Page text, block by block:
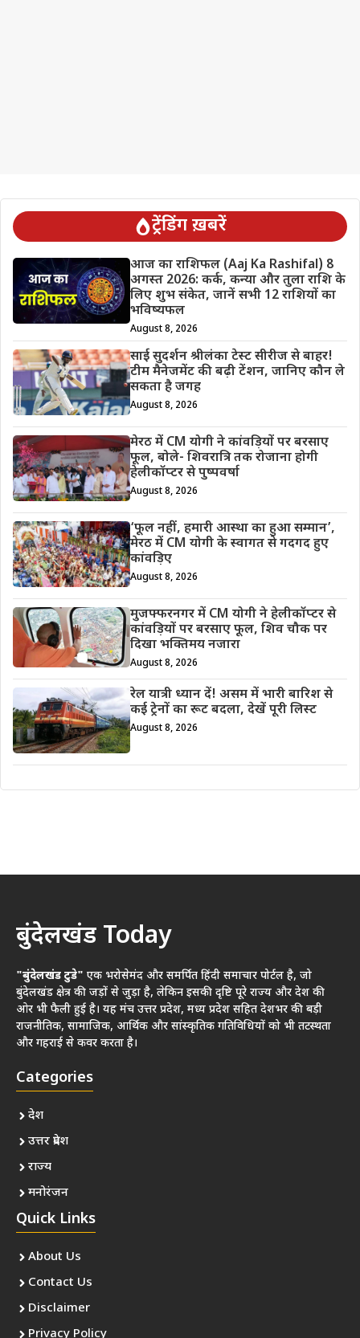
ट्रेंडिंग ख़बरें
आज का राशिफल (Aaj Ka Rashifal) 8
अगस्त 2026: कर्क, कन्या और तुला राशि के
लिए शुभ संकेत, जानें सभी 12 राशियों का
भविष्यफल
August 8, 2026
साई सुदर्शन श्रीलंका टेस्ट सीरीज से बाहर!
टीम मैनेजमेंट की बढ़ी टेंशन, जानिए कौन ले
सकता है जगह
August 8, 2026
मेरठ में CM योगी ने कांवड़ियों पर बरसाए
फूल, बोले- शिवरात्रि तक रोजाना होगी
हेलीकॉप्टर से पुष्पवर्षा
August 8, 2026
‘फूल नहीं, हमारी आस्था का हुआ सम्मान’,
मेरठ में CM योगी के स्वागत से गदगद हुए
कांवड़िए
August 8, 2026
मुजफ्फरनगर में CM योगी ने हेलीकॉप्टर से
कांवड़ियों पर बरसाए फूल, शिव चौक पर
दिखा भक्तिमय नजारा
August 8, 2026
रेल यात्री ध्यान दें! असम में भारी बारिश से
कई ट्रेनों का रूट बदला, देखें पूरी लिस्ट
August 8, 2026
बुंदेलखंड Today
"बुंदेलखंड टुडे" एक भरोसेमंद और समर्पित हिंदी समाचार पोर्टल है, जो
बुंदेलखंड क्षेत्र की जड़ों से जुड़ा है, लेकिन इसकी दृष्टि पूरे राज्य और देश की
ओर भी फैली हुई है। यह मंच उत्तर प्रदेश, मध्य प्रदेश सहित देशभर की बड़ी
राजनीतिक, सामाजिक, आर्थिक और सांस्कृतिक गतिविधियों को भी तटस्थता
और गहराई से कवर करता है।
Categories
देश
उत्तर प्रदेश
राज्य
मनोरंजन
Quick Links
About Us
Contact Us
Disclaimer
Privacy Policy